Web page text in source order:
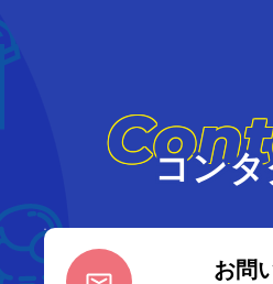
コン
お問